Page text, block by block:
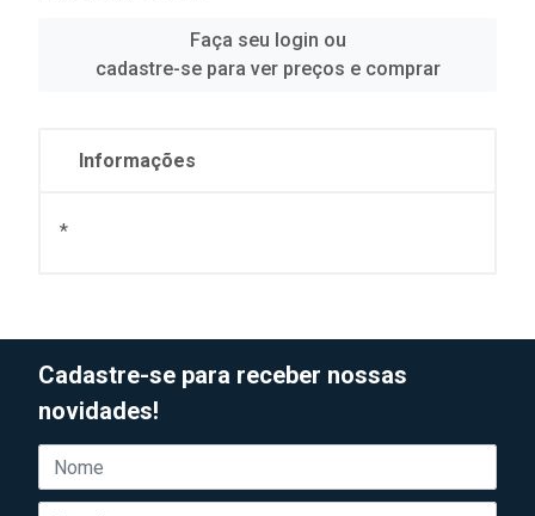
Faça seu login ou
cadastre-se para ver preços e comprar
Informações
*
Cadastre-se para receber nossas
novidades!